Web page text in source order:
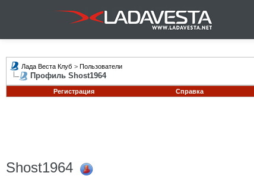
Лада Веста Клуб > Пользователи
Профиль Shost1964
Регистрация
Справка
Shost1964